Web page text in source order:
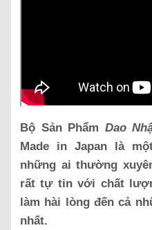
Bộ Sản Phẩm Dao
Made in Japan là
những ai thường
rất tự tin với chất
làm hài lòng đến cả
nhất.